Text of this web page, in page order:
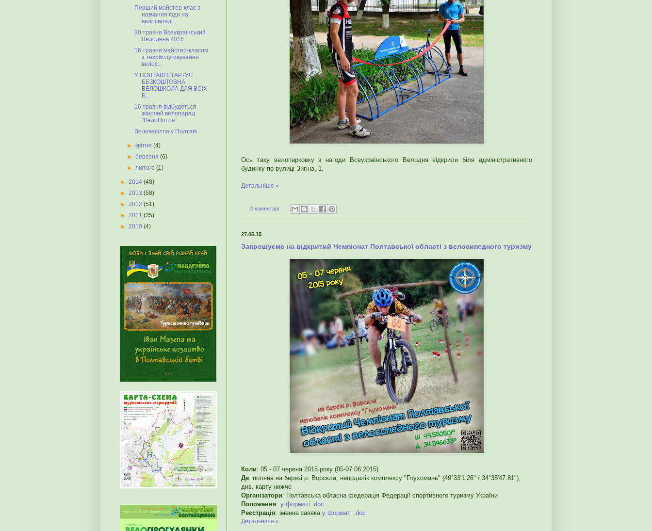
Ось таку велопарковку з нагоди Всеукраїнського Велодня відкрили біля адміністративного
будинку по вулиці Зигіна, 1.
Детальніше »
0 коментарі
27.05.15
Запрошуємо на відкритий Чемпіонат Полтавської області з велосипедного туризму
Коли: 05 - 07 червня 2015 року (05-07.06.2015)
Де: поляна на березі р. Ворскла, неподалік комплексу "Глухомань" (49°33'1.26" / 34°35'47.81"),
див. карту нижче
Організатори: Полтавська обласна федерація Федерації спортивного туризму України
Положення: у форматі .doc
Реєстрація: іменна заявка у форматі .doc
Детальніше »
Перший майстер-клас з
навчання їзди на
велосипеді ...
30 травня Всеукраїнський
Велодень 2015
16 травня майстер-класом
з техобслуговування
велос...
У ПОЛТАВІ СТАРТУЄ
БЕЗКОШТОВНА
ВЕЛОШКОЛА ДЛЯ ВСІХ
Б...
16 травня відбудеться
жіночий велопарад
"ВелоПолта...
Веловесілля у Полтаві
►квітня(4)
►березня(6)
►лютого(1)
► 2014 (48)
► 2013 (58)
► 2012 (51)
► 2011 (35)
► 2010 (4)